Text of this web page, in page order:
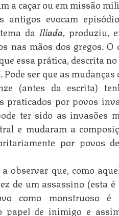
a caçar ou em missão
antigos evocam
da Ilíada, produziu,
nas mãos dos gregos.
essa prática, descrita
Pode ser que as
(antes da escrita)
praticados por povos
ter sido as invasões
e mudaram a
por povos
observar que, como
de um assassino (esta
como monstruoso
papel de inimigo e